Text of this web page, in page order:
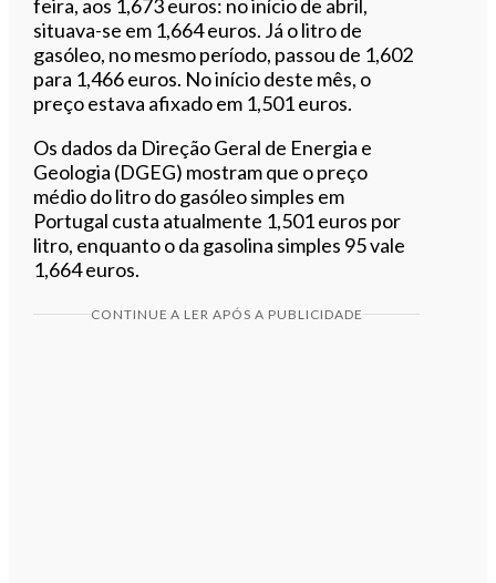
feira, aos 1,673 euros: no início de abril,
situava-se em 1,664 euros. Já o litro de
gasóleo, no mesmo período, passou de 1,602
para 1,466 euros. No início deste mês, o
preço estava afixado em 1,501 euros.
Os dados da Direção Geral de Energia e
Geologia (DGEG) mostram que o preço
médio do litro do gasóleo simples em
Portugal custa atualmente 1,501 euros por
litro, enquanto o da gasolina simples 95 vale
1,664 euros.
CONTINUE A LER APÓS A PUBLICIDADE